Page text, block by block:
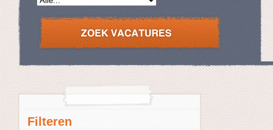
Filteren